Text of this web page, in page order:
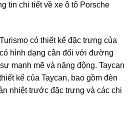
tin chi tiết về xe ô tô Porsche
có thiết kế đặc trưng của
hình dạng cân đối với đường
mạnh mẽ và năng động. Taycan
kế của Taycan, bao gồm đèn
nhiệt trước đặc trưng và các chi